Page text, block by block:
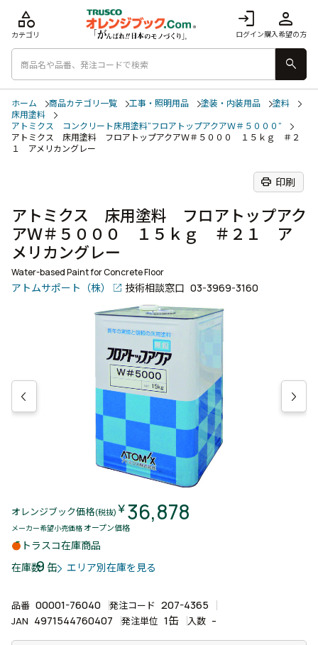
login
ログイン
person
購入希望の方
category
カテゴリ
search
ホーム 商品カテゴリ一覧 工事・照明用品 塗装・内装用品
塗料
床用塗料
アトミクス コンクリート床用塗料“フロアトップアクアＷ＃５０００”
アトミクス 床用塗料 フロアトップアクアＷ＃５０００ １５ｋｇ ＃２
１ アメリカングレー
print 印刷
アトミクス 床用塗料 フロアトップアク
アＷ＃５０００ １５ｋｇ ＃２１ ア
メリカングレー
Water-based Paint for Concrete Floor
アトムサポート（株） 技術相談窓口 03-3969-3160
オレンジブック価格(税抜) ￥36,878
メーカー希望小売価格 オープン価格
トラスコ在庫商品
在庫数9 缶 エリア別在庫を見る
品番 00001-76040 発注コード 207-4365
JAN 4971544760407 発注単位 1缶 入数 -